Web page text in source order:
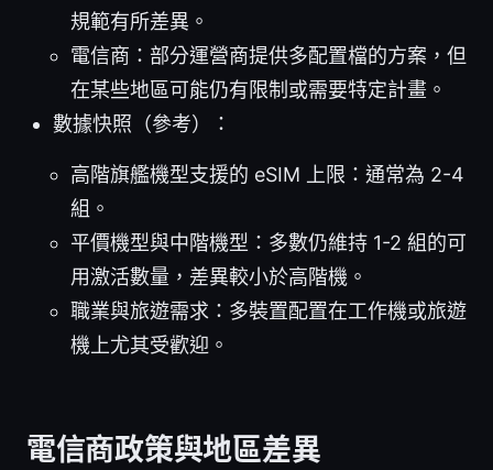
規範有所差異。
電信商：部分運營商提供多配置檔的方案，但
在某些地區可能仍有限制或需要特定計畫。
數據快照（參考）：
高階旗艦機型支援的 eSIM 上限：通常為 2-4
組。
平價機型與中階機型：多數仍維持 1-2 組的可
用激活數量，差異較小於高階機。
職業與旅遊需求：多裝置配置在工作機或旅遊
機上尤其受歡迎。
電信商政策與地區差異